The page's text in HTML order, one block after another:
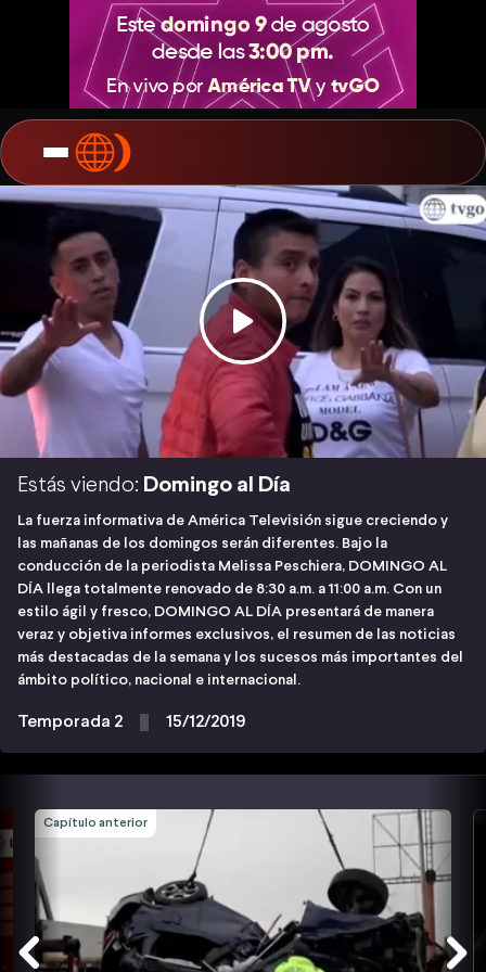
Estás viendo: Domingo al Día
La fuerza informativa de América Televisión sigue creciendo y
las mañanas de los domingos serán diferentes. Bajo la
conducción de la periodista Melissa Peschiera, DOMINGO AL
DÍA llega totalmente renovado de 8:30 a.m. a 11:00 a.m. Con un
estilo ágil y fresco, DOMINGO AL DÍA presentará de manera
veraz y objetiva informes exclusivos, el resumen de las noticias
más destacadas de la semana y los sucesos más importantes del
ámbito político, nacional e internacional.
Temporada 2 15/12/2019
Capítulo anterior